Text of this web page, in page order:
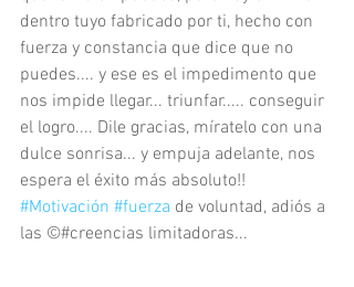
dentro tuyo fabricado por ti, hecho con
fuerza y constancia que dice que no
puedes.... y ese es el impedimento que
nos impide llegar... triunfar..... conseguir
el logro.... Dile gracias, míratelo con una
dulce sonrisa... y empuja adelante, nos
espera el éxito más absoluto!!
#Motivación #fuerza de voluntad, adiós a
las ©#creencias limitadoras...